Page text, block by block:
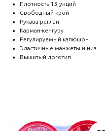
Плотность 13 унций
Свободный крой
Рукава-реглан
Карман-кенгуру
Регулируемый капюшон
Эластичные манжеты и низ
Вышитый логотип